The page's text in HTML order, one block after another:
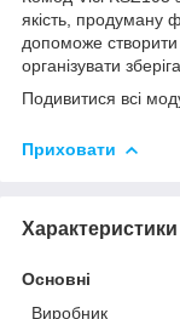
якість, продуману
допоможе створити
організувати
Подивитися всі
Приховати
Характеристики
Основні
Виробник